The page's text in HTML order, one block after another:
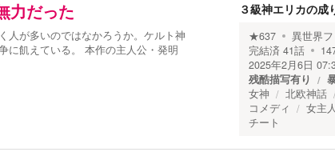
力だった
が多いのではなかろうか。ケルト神
に飢えている。 本作の主人公・発明
３級神エリカの成
★637
異世界
完結済 41話
2025年2月6日
残酷描写有り
女神
北欧神話
コメディ
女主
チート